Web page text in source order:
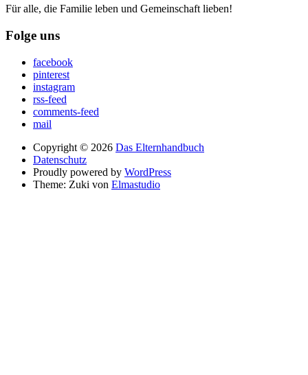
Für alle, die Familie leben und Gemeinschaft lieben!
Folge uns
facebook
pinterest
instagram
rss-feed
comments-feed
mail
Copyright © 2026 Das Elternhandbuch
Datenschutz
Proudly powered by WordPress
Theme: Zuki von Elmastudio